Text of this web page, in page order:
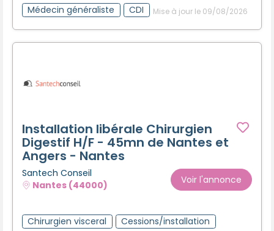
Médecin généraliste CDI Mise à jour le 09/08/2026
Installation libérale Chirurgien
Digestif H/F - 45mn de Nantes et
Angers - Nantes
Santech Conseil
Nantes (44000)
Voir l'annonce
Chirurgien visceral
Cessions/installation